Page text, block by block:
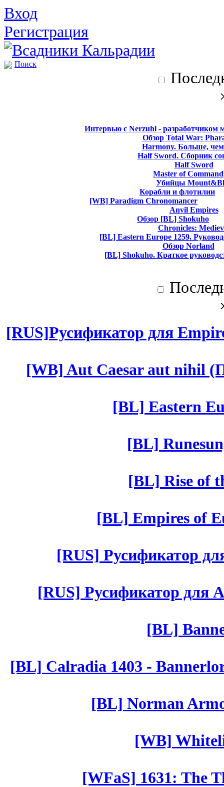
Вход
Регистрация
Поиск
Интервью с Nerzuhl - разработчиком
Обзор Total War:
Harmony. Больше,
Half Sword. Сборник
Half Sword
Master of Command
Убийцы
Корабли и флотилии
[WB] Paradigm Chronomancer
Anvil Empires
Обзор [BL] Shokuho
Chronicles:
[BL] Eastern Europe 1259.
Обзор Norland
[BL] Shokuho. Краткое
[RUS]Русификатор для
[WB] Aut Caesar aut nihil
[BL] Eastern
[BL]
[BL] Rise of
[BL] Empires of
[RUS] Русификатор
[RUS] Русификатор для
[BL]
[BL] Calradia 1403 -
[BL] Norman
[WB]
[WFaS] 1631: The